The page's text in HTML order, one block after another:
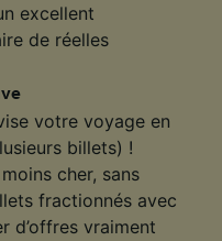
excellent
de réelles
votre voyage en
billets) !
cher, sans
fractionnés avec
d’offres vraiment